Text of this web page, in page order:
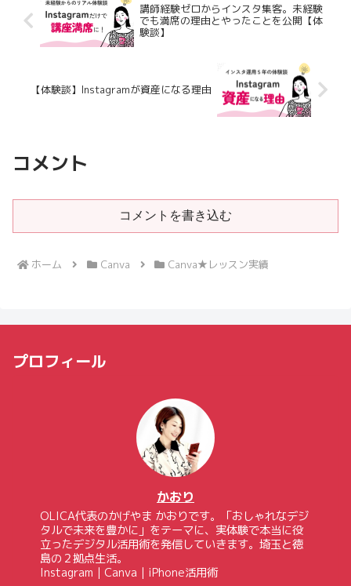
講師経験ゼロからインスタ集客。未経験
でも満席の理由とやったことを公開【体
験談】
【体験談】Instagramが資産になる理由
コメント
コメントを書き込む
ホーム Canva Canva★レッスン実績
プロフィール
かおり
OLICA代表のかげやま かおりです。「おしゃれなデジ
タルで未来を豊かに」をテーマに、実体験で本当に役
立ったデジタル活用術を発信していきます。埼玉と徳
島の２拠点生活。
Instagram｜Canva｜iPhone活用術